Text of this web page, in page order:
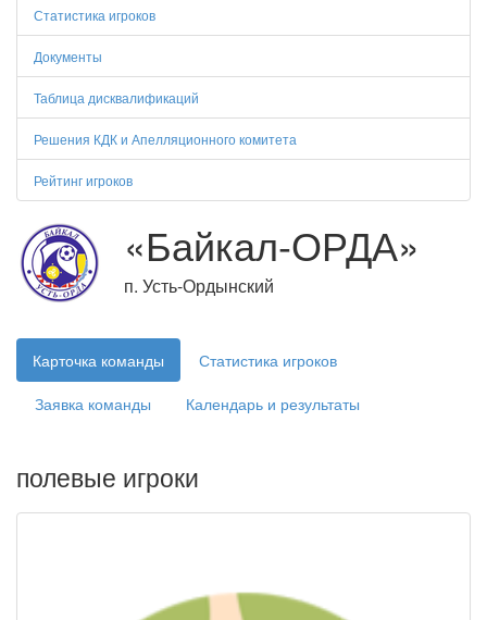
Статистика игроков
Документы
Таблица дисквалификаций
Решения КДК и Апелляционного комитета
Рейтинг игроков
«Байкал-ОРДА»
п. Усть-Ордынский
Карточка команды
Статистика игроков
Заявка команды
Календарь и результаты
полевые игроки